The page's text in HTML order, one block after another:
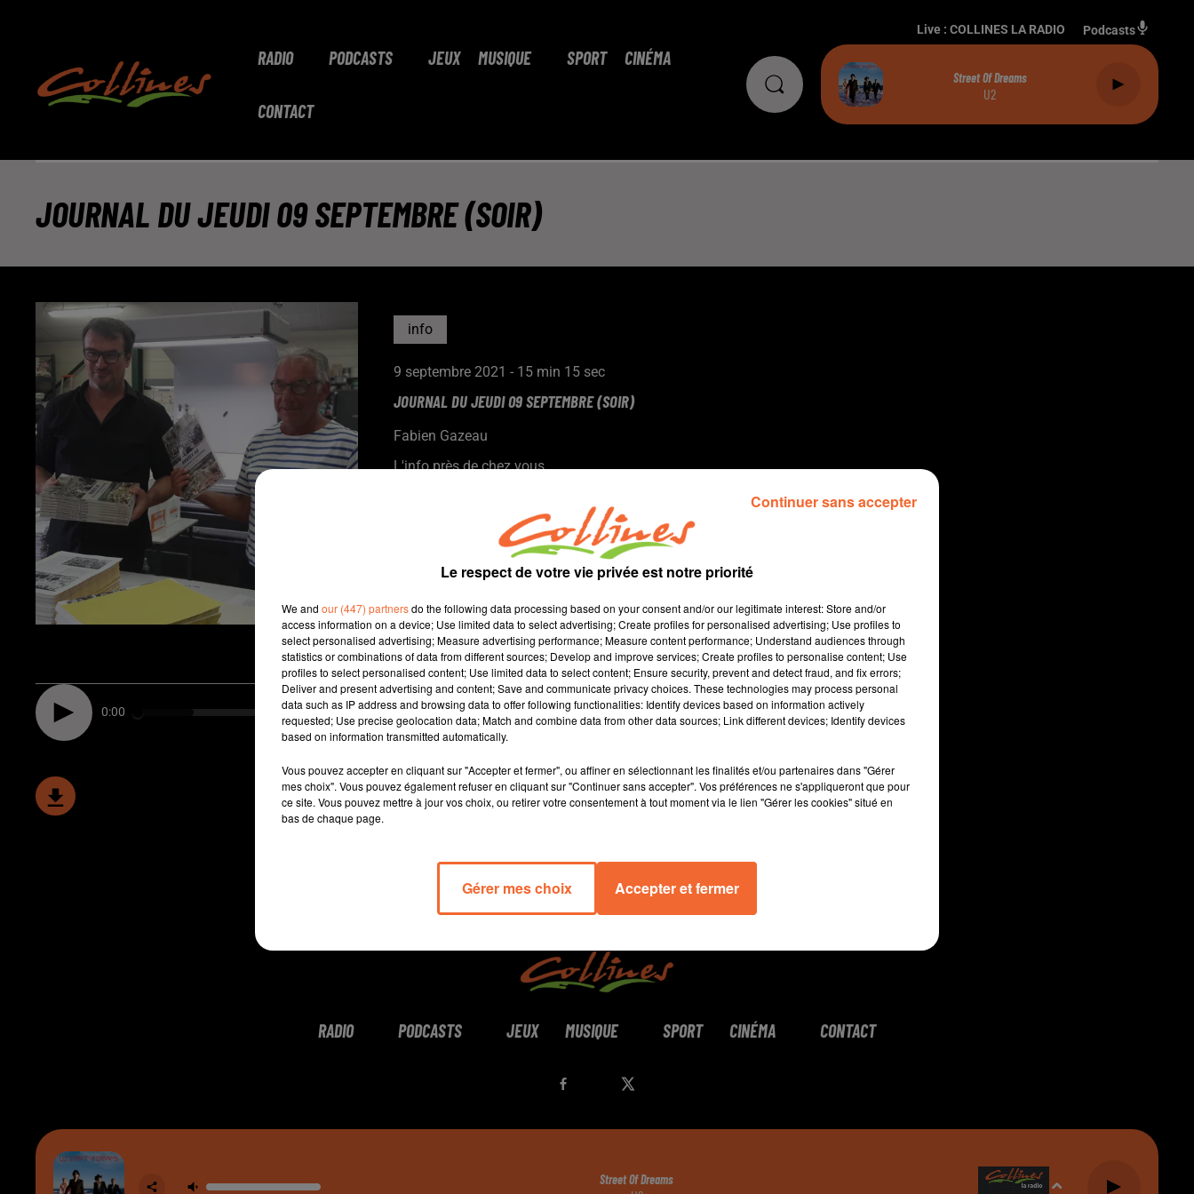
RADIO PODCASTS JEUX MUSIQUE SPORT CINÉMA
CONTACT
Live : COLLINES LA RADIO Podcasts
Street Of Dreams
U2
JOURNAL DU JEUDI 09 SEPTEMBRE (SOIR)
info
9 septembre 2021 - 15 min 15 sec
JOURNAL DU JEUDI 09 SEPTEMBRE (SOIR)
Fabien Gazeau
L'info près de chez vous
Les écologistes débattent avant le 1er tour des Primaires
Coralie Desnoues devient porte-parole de l'Assemblée des
départements de France.
Alain Cadu et Impression créative vont présenter Années 60 une
jeunesse bressuiraise à partir de ce samedi.
La Mine heureuse, un recueil de nouvelles sera présenté lors du
salon du livre ce WE à Cerizay...
0:00 15 min 15 sec
RADIO PODCASTS JEUX MUSIQUE SPORT CINÉMA CONTACT
Street Of Dreams
Le respect de votre vie privée est notre priorité
We and our (447) partnersdo the following data processing based on your consent and/or our legitimate interest: Store and/or
access information on a device; Use limited data to select advertising; Create profiles for personalised advertising; Use profiles to
select personalised advertising; Measure advertising performance; Measure content performance; Understand audiences through
statistics or combinations of data from different sources; Develop and improve services; Create profiles to personalise content; Use
profiles to select personalised content; Use limited data to select content; Ensure security, prevent and detect fraud, and fix errors;
Deliver and present advertising and content; Save and communicate privacy choices. These technologies may process personal
data such as IP address and browsing data to offer following functionalities: Identify devices based on information actively
requested; Use precise geolocation data; Match and combine data from other data sources; Link different devices; Identify devices
based on information transmitted automatically.
Vous pouvez accepter en cliquant sur "Accepter et fermer", ou affiner en sélectionnant les finalités et/ou partenaires dans "Gérer
mes choix". Vous pouvez également refuser en cliquant sur "Continuer sans accepter". Vos préférences ne s'appliqueront que pour
ce site. Vous pouvez mettre à jour vos choix, ou retirer votre consentement à tout moment via le lien "Gérer les cookies" situé en
bas de chaque page.
Gérer mes choix Accepter et fermer
Continuer sans accepter